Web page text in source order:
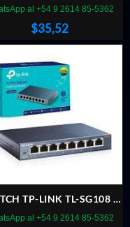
$35,52
al +54 9 2614 85-5362
TP-LINK TL-SG108 8
PUERTOS GIGABIT
al +54 9 2614 85-5362